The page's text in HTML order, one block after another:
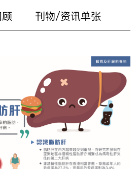
刊物/资讯单张